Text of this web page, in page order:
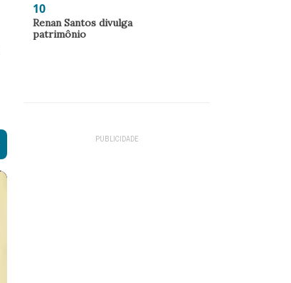
10
Renan Santos divulga
patrimônio